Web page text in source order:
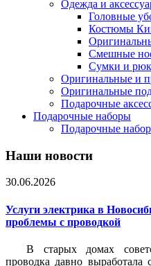
Одежда и
Головные
Костюмы
Смешные
Сумки и
Оригинальные и
Оригинальные
Подарочные
Подарочные наборы
Подарочные
Наши новости
30.06.2026
Услуги электрика в
проблемы с проводкой
В старых домах
проводка давно выработала